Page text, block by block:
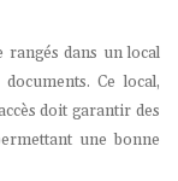
rangés dans un local
Ce local,
doit garantir des
une bonne